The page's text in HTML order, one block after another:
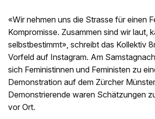
«Wir nehmen uns die Strasse für einen
Kompromisse. Zusammen sind wir laut,
selbstbestimmt», schreibt das Kollektiv
Vorfeld auf Instagram. Am
sich Feministinnen und Feministen zu
Demonstration auf dem Zürcher
Demonstrierende waren Schätzungen
vor Ort.